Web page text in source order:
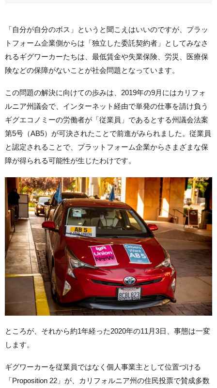
「自分が自分のボス」というと聞こえはいいのですが、プラッ
トフォーム企業側からは「独立した委託契約者」としてみなさ
れるギグワーカーたちは、最低賃金や失業保険、労災、医療保
険などの保障がないことが社会問題となっています。
この問題の解決に向けての歩みは、2019年の9月にはカリフォ
ルニア州議会で、インターネット経由で単発の仕事を請け負う
ギグエコノミーの労働者が「従業員」であるとする州議会法案
第5号（AB5）が可決されたことで前進がみられました。従業員
と認定されることで、プラットフォーム企業からさまざまな保
障が得られる可能性が生じたわけです。
ところが、それから約1年経った2020年の11月3日、事態は一変
します。
ギグワーカーを従業員ではなく個人事業主として位置づける
「Proposition 22」が、カリフォルニア州の住民投票で賛成多数